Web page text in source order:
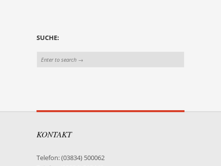
SUCHE:
KONTAKT
Telefon: (03834) 500062